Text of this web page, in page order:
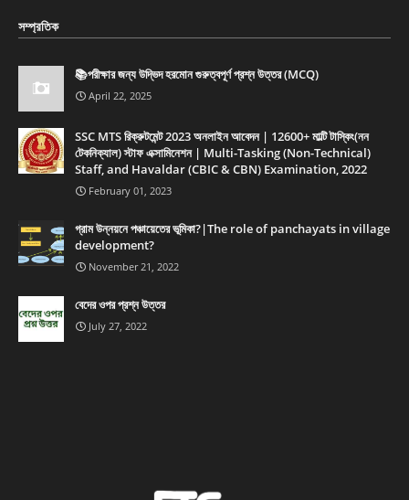
সম্প্রতিক
📚পরীক্ষার জন্য উদ্ভিদ হরমোন গুরুত্বপূর্ণ প্রশ্ন উত্তর (MCQ)
April 22, 2025
SSC MTS রিক্রুটমেন্ট 2023 অনলাইন আবেদন | 12600+ মাল্টি টাস্কিং(নন
টেকনিক্যাল) স্টাফ এক্সামিনেশন | Multi-Tasking (Non-Technical)
Staff, and Havaldar (CBIC & CBN) Examination, 2022
February 01, 2023
গ্রাম উন্নয়নে পঞ্চায়েতের ভূমিকা?|The role of panchayats in village
development?
November 21, 2022
বেদের ওপর প্রশ্ন উত্তর
July 27, 2022